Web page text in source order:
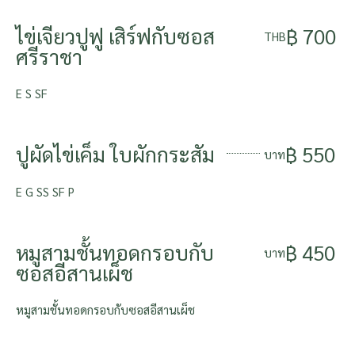
ไข่เจียวปูฟู เสิร์ฟกับซอส
ศรีราชา
THB฿ 700
E S SF
ปูผัดไข่เค็ม ใบผักกระสัม บาท฿ 550
E G SS SF P
หมูสามชั้นทอดกรอบกับ
ซอสอีสานเผ็ช
บาท฿ 450
หมูสามชั้นทอดกรอบกับซอสอีสานเผ็ช